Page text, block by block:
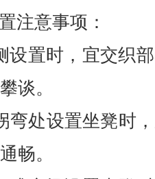
注意事项：
设置时，宜交织
谈。
弯处设置坐凳时
畅。